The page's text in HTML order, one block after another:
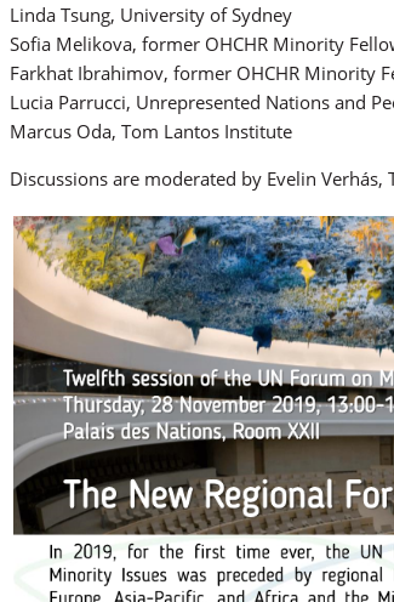
Linda Tsung, University of Sydney
Sofia Melikova, former OHCHR Minority
Farkhat Ibrahimov, former OHCHR Minority
Lucia Parrucci, Unrepresented Nations and
Marcus Oda, Tom Lantos Institute
Discussions are moderated by Evelin Verhás,